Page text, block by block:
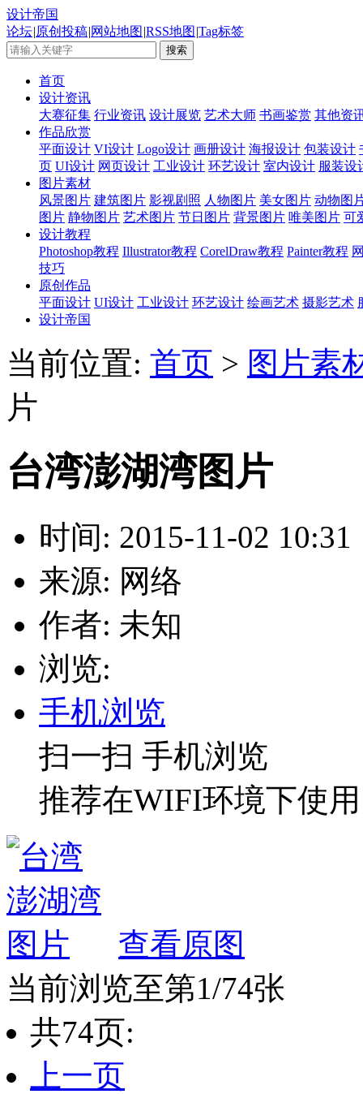
设计帝国
论坛|原创投稿|网站地图 |RSS地图 |Tag标签
首页
设计资讯
大赛征集 行业资讯 设计展览 艺术大师 书画鉴赏 其他资
作品欣赏
平面设计 VI设计 Logo设计 画册设计 海报设计 包装设计
页 UI设计 网页设计 工业设计 环艺设计 室内设计 服装设
图片素材
风景图片 建筑图片 影视剧照 人物图片 美女图片 动物图
图片 静物图片 艺术图片 节日图片 背景图片 唯美图片 可
设计教程
Photoshop教程 Illustrator教程 CorelDraw教程 Painter教程
技巧
原创作品
平面设计 UI设计 工业设计 环艺设计 绘画艺术 摄影艺术
设计帝国
当前位置: 首页 > 图片素
片
台湾澎湖湾图片
时间: 2015-11-02 10:31
来源: 网络
作者: 未知
浏览:
手机浏览
扫一扫 手机浏览
推荐在WIFI环境下使用
查看原图
当前浏览至第1/74张
共74页:
上一页